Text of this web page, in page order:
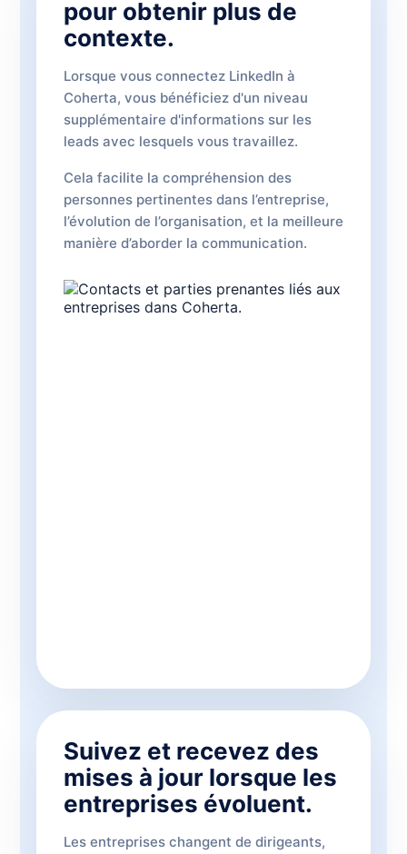
pour obtenir plus de
contexte.
Lorsque vous connectez LinkedIn à
Coherta, vous bénéficiez d'un niveau
supplémentaire d'informations sur les
leads avec lesquels vous travaillez.
Cela facilite la compréhension des
personnes pertinentes dans l’entreprise,
l’évolution de l’organisation, et la meilleure
manière d’aborder la communication.
Suivez et recevez des
mises à jour lorsque les
entreprises évoluent.
Les entreprises changent de dirigeants,